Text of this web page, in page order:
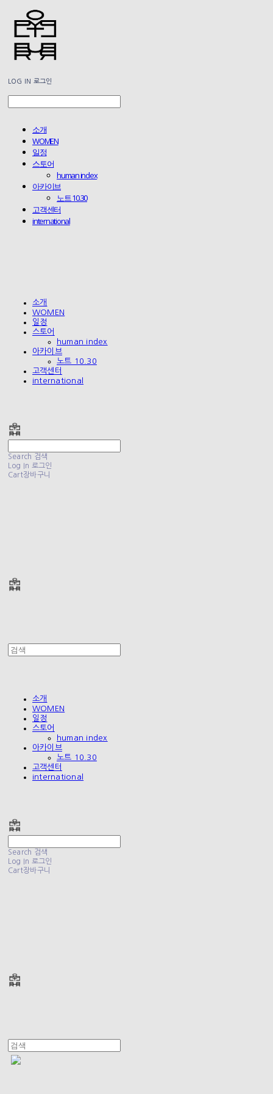
LOG IN 로그인
소개
WOMEN
일정
스토어
human index
아카이브
노트 10.30
고객센터
international
소개
WOMEN
일정
스토어
human index
아카이브
노트 10.30
고객센터
international
Search 검색
Log In 로그인
Cart장바구니
소개
WOMEN
일정
스토어
human index
아카이브
노트 10.30
고객센터
international
Search 검색
Log In 로그인
Cart장바구니